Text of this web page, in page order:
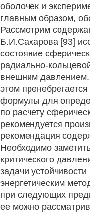
оболочек и
главным образом,
Рассмотрим
Б.И.Сахарова [93]
состояние
радиально-
внешним давлением.
этом
формулы для
по расчету
рекомендуется
рекомендация
Необходимо
критического
задачи
энергетическим
при следующих
ее можно